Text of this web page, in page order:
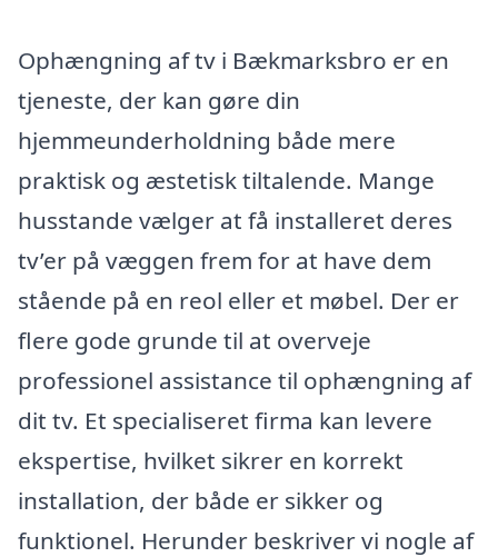
Ophængning af tv i Bækmarksbro er en
tjeneste, der kan gøre din
hjemmeunderholdning både mere
praktisk og æstetisk tiltalende. Mange
husstande vælger at få installeret deres
tv’er på væggen frem for at have dem
stående på en reol eller et møbel. Der er
flere gode grunde til at overveje
professionel assistance til ophængning af
dit tv. Et specialiseret firma kan levere
ekspertise, hvilket sikrer en korrekt
installation, der både er sikker og
funktionel. Herunder beskriver vi nogle af